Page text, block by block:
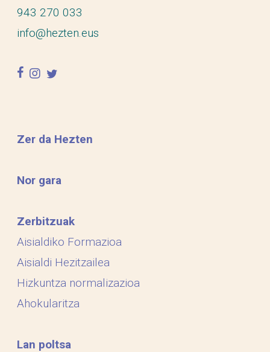
943 270 033
info@hezten.eus
facebook
instagram
twitter
Zer da Hezten
Nor gara
Zerbitzuak
Aisialdiko Formazioa
Aisialdi Hezitzailea
Hizkuntza normalizazioa
Ahokularitza
Lan poltsa